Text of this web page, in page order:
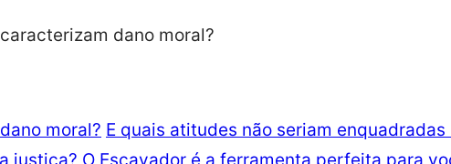
moral? E quais atitudes não seriam